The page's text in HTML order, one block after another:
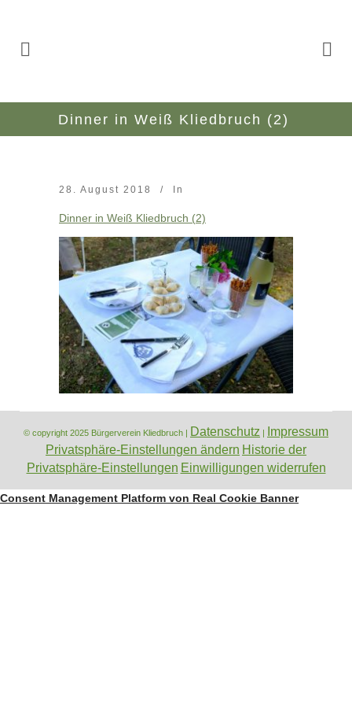
Dinner in Weiß Kliedbruch (2)
28. August 2018 In
Dinner in Weiß Kliedbruch (2)
© copyright 2025 Bürgerverein Kliedbruch | Datenschutz |
Impressum
Privatsphäre-Einstellungen ändern Historie der
Privatsphäre-Einstellungen Einwilligungen widerrufen
Consent Management Platform von Real Cookie Banner